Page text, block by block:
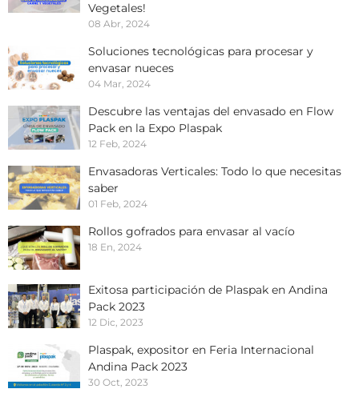
Vegetales!
08 Abr, 2024
Soluciones tecnológicas para procesar y
envasar nueces
04 Mar, 2024
Descubre las ventajas del envasado en Flow
Pack en la Expo Plaspak
12 Feb, 2024
Envasadoras Verticales: Todo lo que necesitas
saber
01 Feb, 2024
Rollos gofrados para envasar al vacío
18 En, 2024
Exitosa participación de Plaspak en Andina
Pack 2023
12 Dic, 2023
Plaspak, expositor en Feria Internacional
Andina Pack 2023
30 Oct, 2023